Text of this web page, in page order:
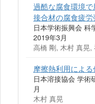
過酷な腐食環境
接合材の腐食疲
日本学術振興会 科
2019年3月
高橋 剛, 木村 真晃,
摩擦熱利用によ
日本溶接協会 学術
月
木村 真晃